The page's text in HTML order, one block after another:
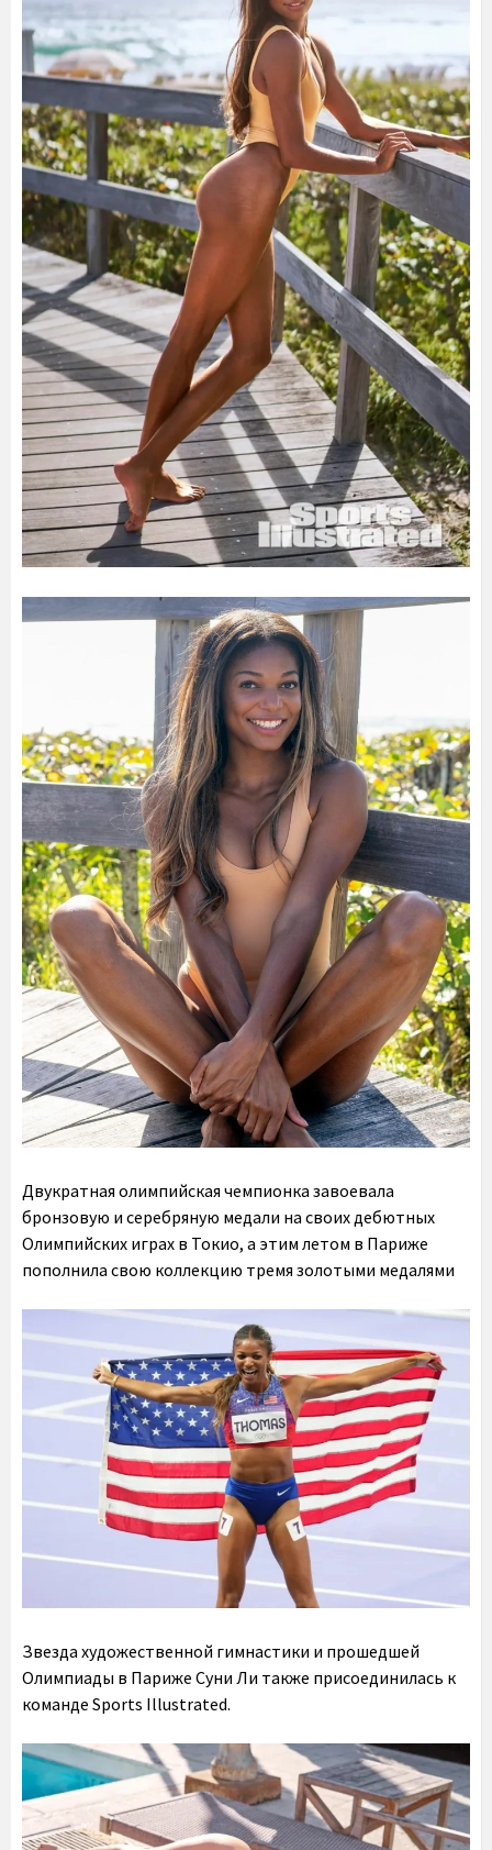
Двукратная олимпийская чемпионка завоевала
бронзовую и серебряную медали на своих дебютных
Олимпийских играх в Токио, а этим летом в Париже
пополнила свою коллекцию тремя золотыми медалями
Звезда художественной гимнастики и прошедшей
Олимпиады в Париже Суни Ли также присоединилась к
команде Sports Illustrated.